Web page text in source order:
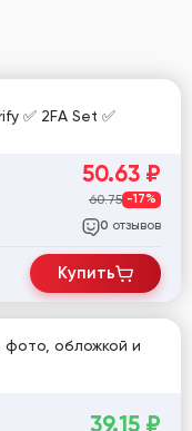
✅ 2FA Set ✅
50.63 ₽
60.75 -17%
0 отзывов
Купить
фото, обложкой и
39.15 ₽